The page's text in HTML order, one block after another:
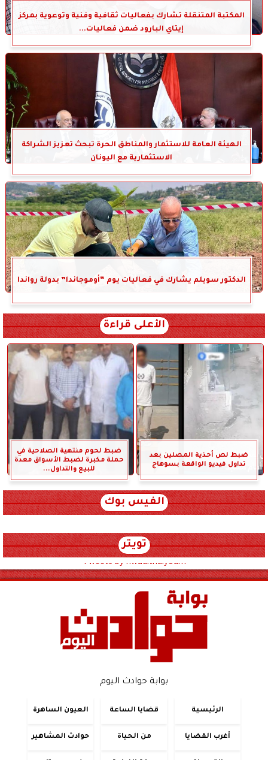
المكتبة المتنقلة تشارك بفعاليات ثقافية وفنية وتوعوية بمركز
إيتاي البارود ضمن فعاليات...
الهيئة العامة للاستثمار والمناطق الحرة تبحث تعزيز الشراكة
الاستثمارية مع اليونان
الدكتور سويلم يشارك في فعاليات يوم “أوموجاندا” بدولة رواندا
الأعلى قراءة
ضبط لص أحذية المصلين بعد
تداول فيديو الواقعة بسوهاج
ضبط لحوم منتهية الصلاحية في
حملة مكبرة لضبط الأسواق معدة
للبيع والتداول...
الفيس بوك
تويتر
Tweets by hwadithalyoum
بوابة حوادث اليوم
الرئيسية قضايا الساعة العيون الساهرة
أغرب القضايا من الحياة حوادث المشاهير